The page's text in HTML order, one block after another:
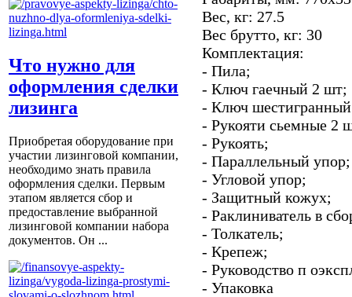
Что нужно для
оформления сделки
лизинга
Приобретая оборудование при
участии лизинговой компании,
необходимо знать правила
оформления сделки. Первым
этапом является сбор и
предоставление выбранной
лизинговой компании набора
документов. Он ...
Вес, кг: 27.5
Вес брутто, кг: 30
Комплектация:
- Пила;
- Ключ гаечный 2 шт;
- Ключ
- Рукояти сьемные 2
- Рукоять;
- Параллельный упор;
- Угловой упор;
- Защитный кожух;
- Раклиниватель в
- Толкатель;
- Крепеж;
- Руководство п
- Упаковка